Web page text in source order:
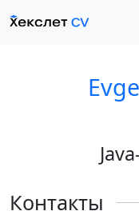
Контакты